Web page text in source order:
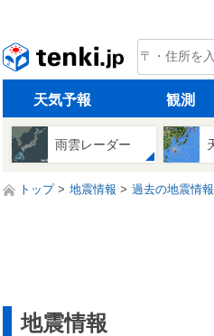
tenki.jp
天気予報 観測
雨雲レーダー
トップ 地震情報 過去の地震情報
地震情報